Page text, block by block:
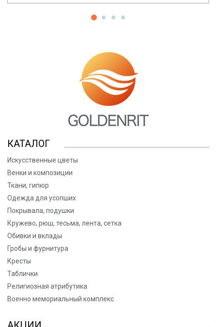
КАТАЛОГ
Искусственные цветы
Венки и композиции
Ткани, гипюр
Одежда для усопших
Покрывала, подушки
Кружево, рюш, тесьма, лента, сетка
Обивки и вклады
Гробы и фурнитура
Кресты
Таблички
Религиозная атрибутика
Военно мемориальный комплекс